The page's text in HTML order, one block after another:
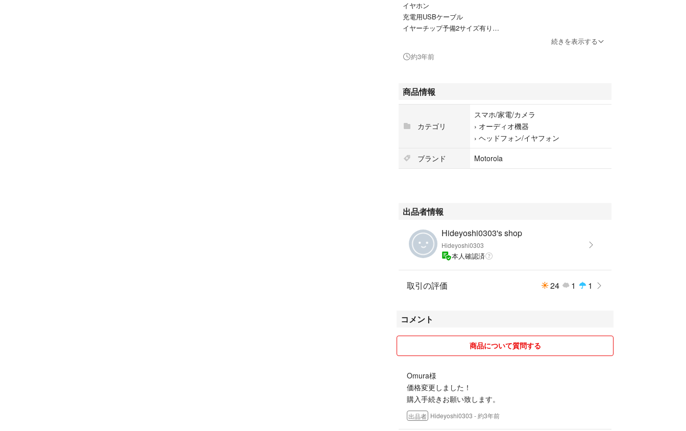
イヤホン
充電用USBケーブル
イヤーチップ予備2サイズ有り
続きを表示する
約3年前
商品情報
カテゴリ
スマホ/家電/カメラ
› オーディオ機器
› ヘッドフォン/イヤフォン
ブランド
Motorola
出品者情報
Hideyoshi0303's shop
Hideyoshi0303
本人確認済
取引の評価 24 1 1
コメント
商品について質問する
Omura様
価格変更しました！
購入手続きお願い致します。
出品者 Hideyoshi0303 - 約3年前